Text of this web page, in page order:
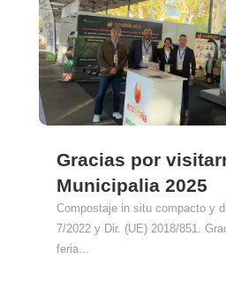
Gracias por
Municipalia 2025
Compostaje in situ compacto y
7/2022 y Dir. (UE) 2018/851.
feria...